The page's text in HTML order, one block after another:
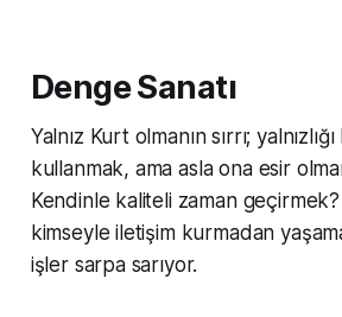
Denge Sanatı
Yalnız Kurt olmanın sırrı;
kullanmak, ama asla ona esir
Kendinle kaliteli zaman
kimseyle iletişim kurmadan
işler sarpa sarıyor.